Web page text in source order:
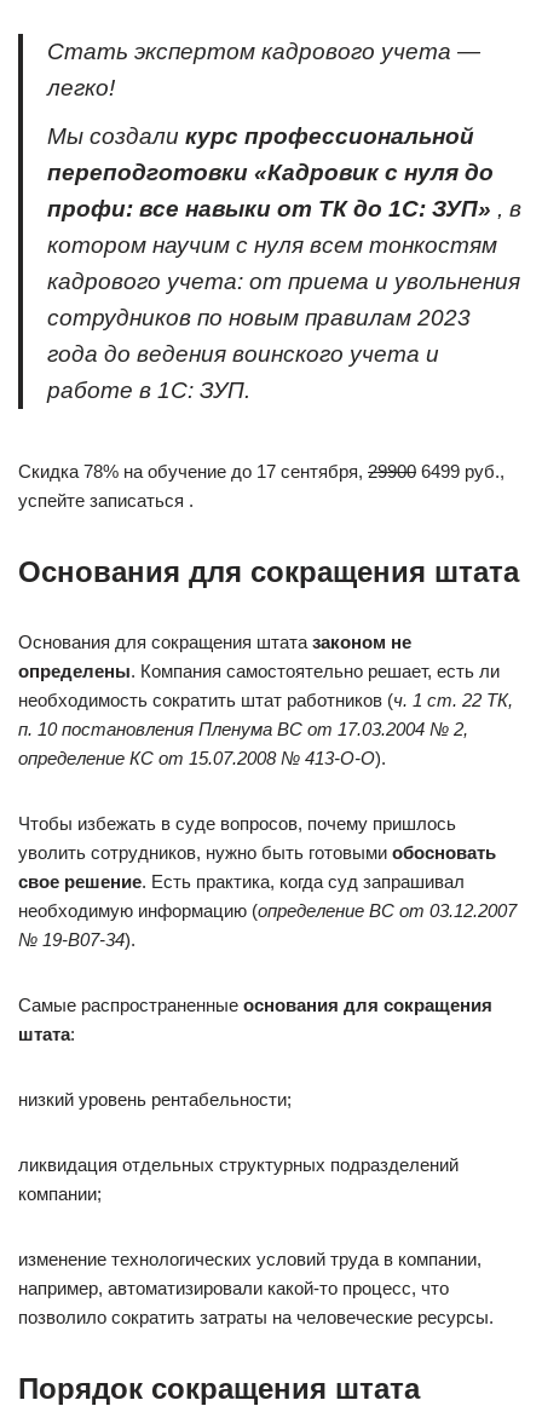
Стать экспертом кадрового учета —
легко!
Мы создали курс профессиональной
переподготовки «Кадровик с нуля до
профи: все навыки от ТК до 1С: ЗУП» , в
котором научим с нуля всем тонкостям
кадрового учета: от приема и увольнения
сотрудников по новым правилам 2023
года до ведения воинского учета и
работе в 1С: ЗУП.
Скидка 78% на обучение до 17 сентября, 29900 6499 руб.,
успейте записаться .
Основания для сокращения штата
Основания для сокращения штата законом не
определены. Компания самостоятельно решает, есть ли
необходимость сократить штат работников (ч. 1 ст. 22 ТК,
п. 10 постановления Пленума ВС от 17.03.2004 № 2,
определение КС от 15.07.2008 № 413-О-О).
Чтобы избежать в суде вопросов, почему пришлось
уволить сотрудников, нужно быть готовыми обосновать
свое решение. Есть практика, когда суд запрашивал
необходимую информацию (определение ВС от 03.12.2007
№ 19-В07-34).
Самые распространенные основания для сокращения
штата:
низкий уровень рентабельности;
ликвидация отдельных структурных подразделений
компании;
изменение технологических условий труда в компании,
например, автоматизировали какой-то процесс, что
позволило сократить затраты на человеческие ресурсы.
Порядок сокращения штата